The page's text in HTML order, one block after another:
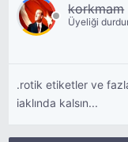
korkmam
Üyeliği
.rotik etiketler ve
iaklında kalsın...